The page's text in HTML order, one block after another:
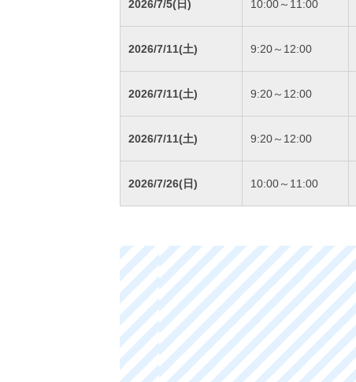
2026/7/5(日) 10:00～11:00
2026/7/11(土) 9:20～12:00
2026/7/11(土) 9:20～12:00
2026/7/11(土) 9:20～12:00
2026/7/26(日) 10:00～11:00